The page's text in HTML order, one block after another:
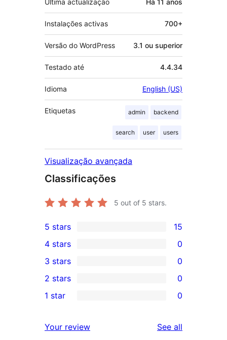
Última actualização Há 11 anos
Instalações activas 700+
Versão do WordPress 3.1 ou superior
Testado até 4.4.34
Idioma English (US)
Etiquetas admin backend
search user users
Visualização avançada
Classificações
5 out of 5 stars.
15
5-
star
reviews
5 stars 15
4-
star
reviews
4 stars 0
0
3-
star
3 stars 0
2-
reviews
2 stars 0
star
1 star 0
Your review See all